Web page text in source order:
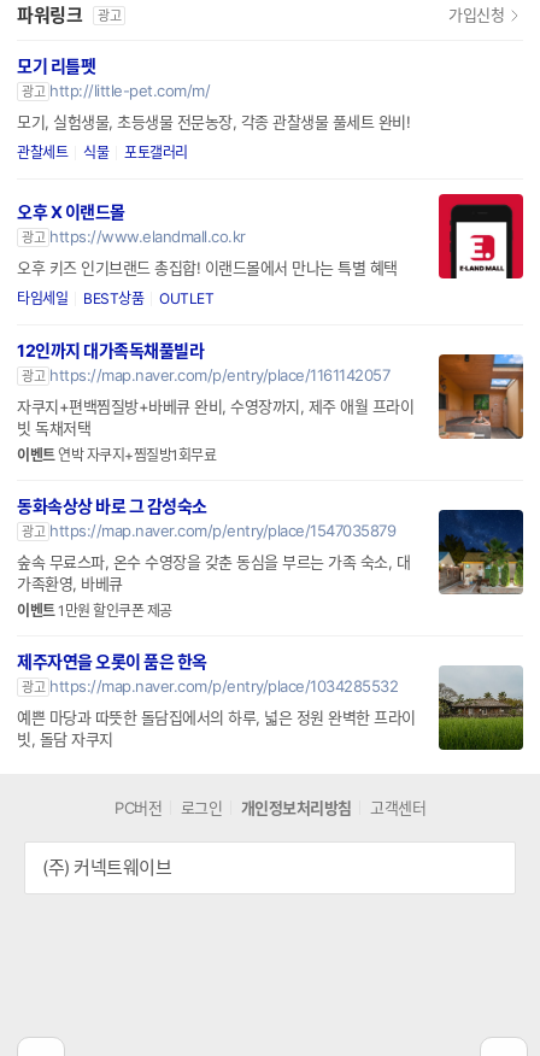
파워링크
모기 리틀펫
광고
http://little-pet.com/m/
모기, 실험생물, 초등생물 전문농장, 각종 관찰생물 풀세트 완비!
오후 X 이랜드몰
광고
https://www.elandmall.co.kr
오후 키즈 인기브랜드 총집합! 이랜드몰에서 만나는 특별 혜택
타임세일 BEST상품 OUTLET
12인까지 대가족독채풀빌라
광고
https://map.naver.com/p/entry/place/1161142057
자쿠지+편백찜질방+바베큐 완비, 수영장까지, 제주 애월 프라이
이벤트연박 자쿠지+찜질방1회무료
동화속상상 바로 그 감성숙소
광고 https://map.naver.com/p/entry/place/1547035879
숲속 무료스파, 온수 수영장을 갖춘 동심을 부르는 가족 숙소, 대
이벤트1만원 할인쿠폰 제공
제주자연을 오롯이 품은 한옥
광고 https://map.naver.com/p/entry/place/1034285532
PC버전 로그인 개인정보처리방침 고객센터